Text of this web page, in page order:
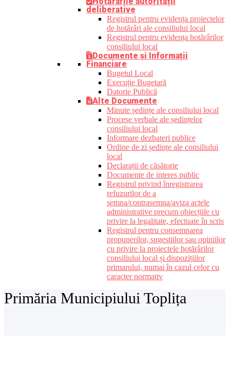
deliberative
Registrul pentru evidența proiectelor
de hotărâri ale consiliului local
Registrul pentru evidența hotărârilor
consiliului local
Documente și Informații
Financiare
Bugetul Local
Execuție Bugetară
Datorie Publică
Alte Documente
Minute ședințe ale consiliului local
Procese verbale ale ședințelor
consiliului local
Informare dezbateri publice
Ordine de zi ședințe ale consiliului
local
Declarații de căsătorie
Documente de interes public
Registrul privind înregistrarea
refuzurilor de a
semna/contrasemna/aviza actele
administrative precum obiecțiile cu
privire la legalitate, efectuate în scris
Registrul pentru consemnarea
propunerilor, sugestiilor sau opiniilor
cu privire la proiectele hotărârilor
consiliului local și dispozițiilor
primarului, numai în cazul celor cu
caracter normativ
Primăria Municipiului Toplița